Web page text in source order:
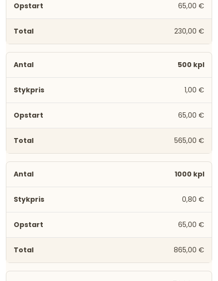
65,00 €
230,00 €
500 kpl
1,00 €
65,00 €
565,00 €
1000 kpl
0,80 €
65,00 €
865,00 €